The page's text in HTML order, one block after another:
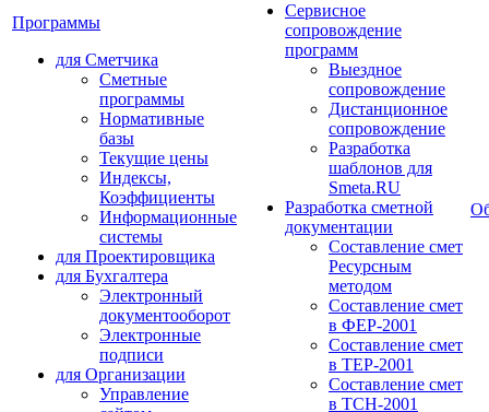
Программы
для Сметчика
Сметные
программы
Нормативные
базы
Текущие цены
Индексы,
Коэффициенты
Информационные
системы
для Проектировщика
для Бухгалтера
Электронный
документооборот
Электронные
подписи
для Организации
Управление
Сервисное
сопровождение
программ
Выездное
сопровождение
Дистанционное
сопровождение
Разработка
шаблонов для
Smeta.RU
Разработка сметной
документации
Составление смет
Ресурсным
методом
Составление смет
в ФЕР-2001
Составление смет
в ТЕР-2001
Составление смет
в ТСН-2001